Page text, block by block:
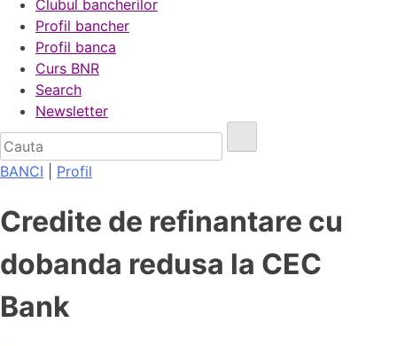
Clubul bancherilor
Profil bancher
Profil banca
Curs BNR
Search
Newsletter
BANCI Profil
Credite de refinantare cu
dobanda redusa la CEC
Bank